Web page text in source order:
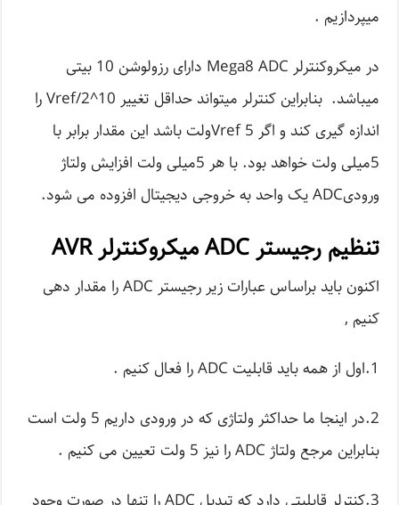
میپردازیم .
در میکروکنترلر Mega8 ADC دارای رزولوشن 10 بیتی
میباشد. بنابراین کنترلر میتواند حداقل تغییر Vref/2^10 را
اندازه گیری کند و اگر Vref 5ولت باشد این مقدار برابر با
5میلی ولت خواهد بود. با هر 5میلی ولت افزایش ولتاژ
ورودیADC یک واحد به خروجی دیجیتال افزوده می شود.
تنظیم رجیستر ADC میکروکنترلر AVR
اکنون باید براساس عبارات زیر رجیستر ADC را مقدار دهی
کنیم ,
1.اول از همه باید قابلیت ADC را فعال کنیم .
2.در اینجا ما حداکثر ولتاژی که در ورودی داریم 5 ولت است
بنابراین مرجع ولتاژ ADC را نیز 5 ولت تعیین می کنیم .